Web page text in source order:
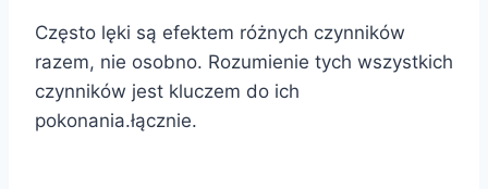
Często lęki są efektem różnych czynników
razem, nie osobno. Rozumienie tych wszystkich
czynników jest kluczem do ich
pokonania.łącznie.